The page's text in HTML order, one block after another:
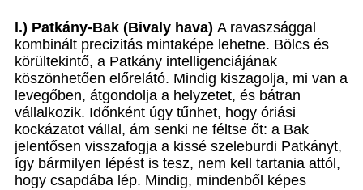
l.) Patkány-Bak (Bivaly hava) A ravaszsággal
kombinált precizitás mintaképe lehetne. Bölcs és
körültekintő, a Patkány intelligenciájának
köszönhetően előrelátó. Mindig kiszagolja, mi van a
levegőben, átgondolja a helyzetet, és bátran
vállalkozik. Időnként úgy tűnhet, hogy óriási
kockázatot vállal, ám senki ne féltse őt: a Bak
jelentősen visszafogja a kissé szeleburdi Patkányt,
így bármilyen lépést is tesz, nem kell tartania attól,
hogy csapdába lép. Mindig, mindenből képes